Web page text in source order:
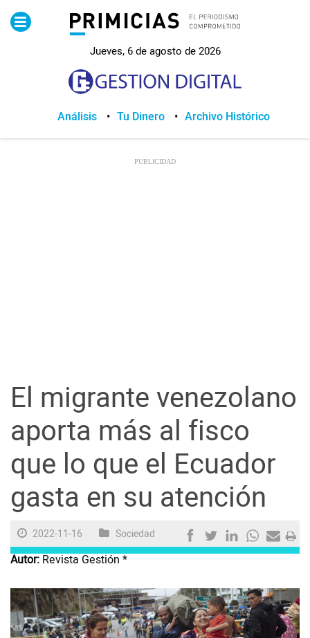
Jueves, 6 de agosto de 2026
Lo Último
Política
Sociedad
Trending
Ciencia y Tecnología
Firmas
Internacional
Juegos
Análisis Tu Dinero Archivo Histórico
El migrante venezolano
aporta más al fisco
que lo que el Ecuador
gasta en su atención
2022-11-16 Sociedad
Autor: Revista Gestión *